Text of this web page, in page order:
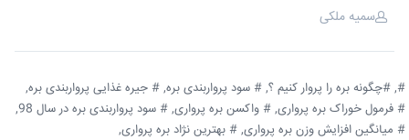
سمیه ملکی
#, #چگونه بره را پروار کنیم ؟, # سود پرواربندی بره, # جیره غذایی پرواربندی بره,
# فرمول خوراک بره پرواری, # واکسن بره پرواری, # سود پرواربندی بره در سال 98,
# میانگین افزایش وزن بره پرواری, # بهترین نژاد بره پرواری,